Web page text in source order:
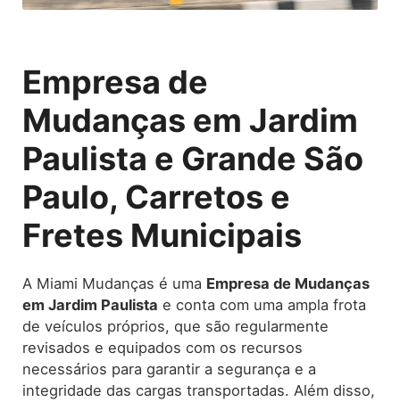
Empresa de
Mudanças em Jardim
Paulista e Grande São
Paulo, Carretos e
Fretes Municipais
A Miami Mudanças é uma Empresa de Mudanças
em Jardim Paulista e conta com uma ampla frota
de veículos próprios, que são regularmente
revisados e equipados com os recursos
necessários para garantir a segurança e a
integridade das cargas transportadas. Além disso,